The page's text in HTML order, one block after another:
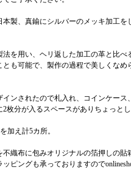
製、真鍮にシルバーのメッキ加工を
を用い、ヘリ返した加工の革と比べ
とも可能で、製作の過程で美しくなめ
ンされたので札入れ、コインケース
枚分が入るスペースがありちょっと
加え計5カ所。
織布に包みオリジナルの箔押しの貼
ピングも承っておりますので